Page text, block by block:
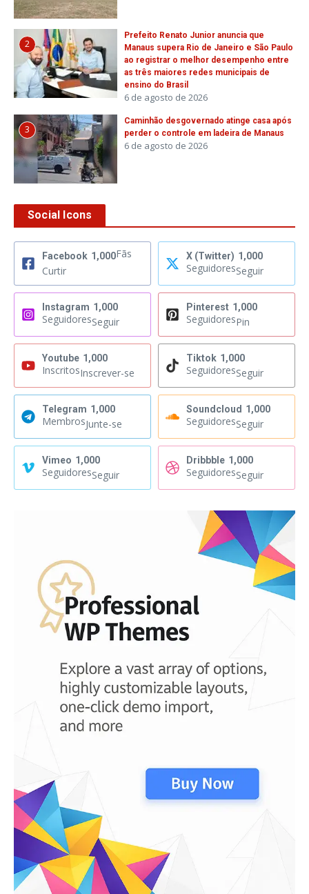
2
Prefeito Renato Junior anuncia que
Manaus supera Rio de Janeiro e São Paulo
ao registrar o melhor desempenho entre
as três maiores redes municipais de
ensino do Brasil
6 de agosto de 2026
3
Caminhão desgovernado atinge casa após
perder o controle em ladeira de Manaus
6 de agosto de 2026
Social Icons
Facebook 1,000Fãs
Curtir
X (Twitter) 1,000
SeguidoresSeguir
Instagram 1,000
SeguidoresSeguir
Pinterest 1,000
SeguidoresPin
Youtube 1,000
InscritosInscrever-se
Tiktok 1,000
SeguidoresSeguir
Telegram 1,000
MembrosJunte-se
Soundcloud 1,000
SeguidoresSeguir
Vimeo 1,000
SeguidoresSeguir
Dribbble 1,000
SeguidoresSeguir